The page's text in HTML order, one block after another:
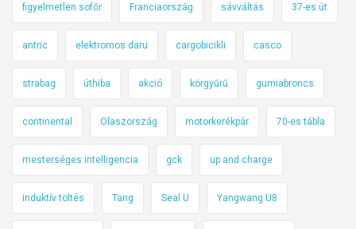
figyelmetlen sofőr Franciaország sávváltás 37-es út
antric elektromos daru cargobicikli casco
strabag úthiba akció körgyűrű gumiabroncs
continental Olaszország motorkerékpár 70-es tábla
mesterséges intelligencia gck up and charge
induktív töltés Tang Seal U Yangwang U8